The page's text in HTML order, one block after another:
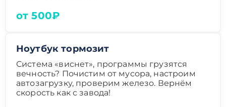
от 500₽
Ноутбук тормозит
Система «виснет», программы грузятся
вечность? Почистим от мусора, настроим
автозагрузку, проверим железо. Вернём
скорость как с завода!